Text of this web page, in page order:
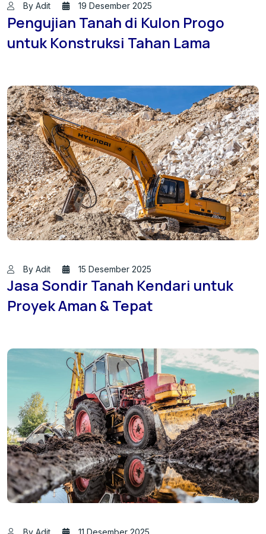
By Adit 19 Desember 2025
Pengujian Tanah di Kulon Progo
untuk Konstruksi Tahan Lama
By Adit 15 Desember 2025
Jasa Sondir Tanah Kendari untuk
Proyek Aman & Tepat
By Adit 11 Desember 2025